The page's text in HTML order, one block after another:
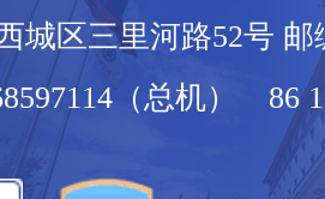
城区三里河路52号 邮
（总机） 86